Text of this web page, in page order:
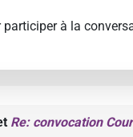
à la
Re: convocation